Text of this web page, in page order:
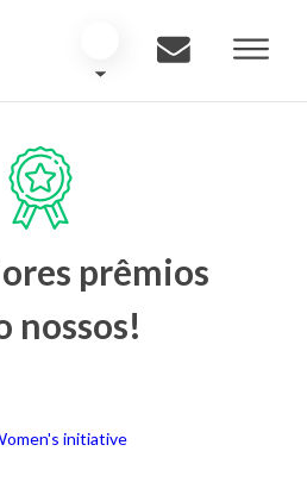
prêmios
nossos!